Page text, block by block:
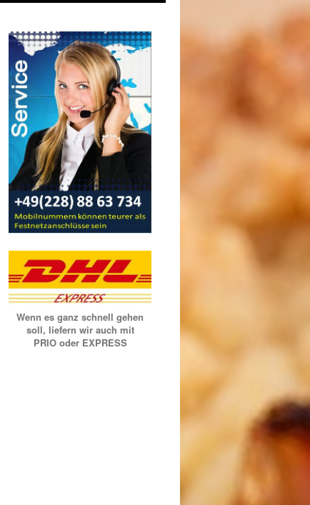
Wenn es ganz schnell gehen
soll, liefern wir auch mit
PRIO oder EXPRESS